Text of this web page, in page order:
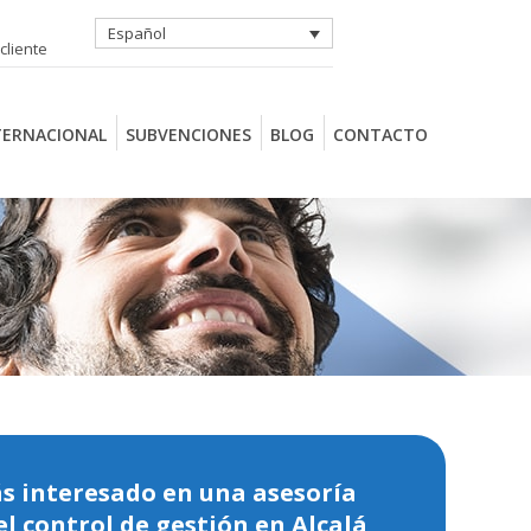
Español
SUBVENCIONES BLOG CONTACTO
interesado en una asesoría